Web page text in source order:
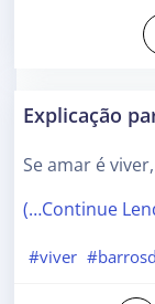
Explicação
Se amar é
(…Continue
#viver